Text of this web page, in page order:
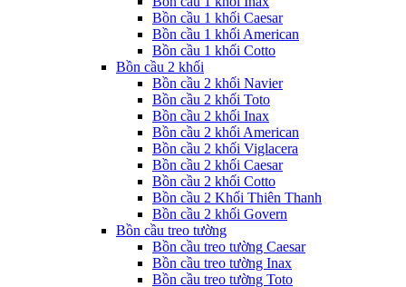
Bồn cầu 1 khối Caesar
Bồn cầu 1 khối American
Bồn cầu 1 khối Cotto
Bồn cầu 2 khối
Bồn cầu 2 khối Navier
Bồn cầu 2 khối Toto
Bồn cầu 2 khối Inax
Bồn cầu 2 khối American
Bồn cầu 2 khối Viglacera
Bồn cầu 2 khối Caesar
Bồn cầu 2 khối Cotto
Bồn cầu 2 Khối Thiên Thanh
Bồn cầu 2 khối Govern
Bồn cầu treo tường
Bồn cầu treo tường Caesar
Bồn cầu treo tường Inax
Bồn cầu treo tường Toto